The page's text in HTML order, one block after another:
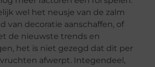
wel het neusje van de zalm
van decoratie aanschaffen, of
de nieuwste trends en
het is niet gezegd dat dit per
afwerpt. Integendeel,